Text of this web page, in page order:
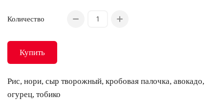
Количество
Купить
Рис, нори, сыр творожный, кробовая палочка, авокадо,
огурец, тобико